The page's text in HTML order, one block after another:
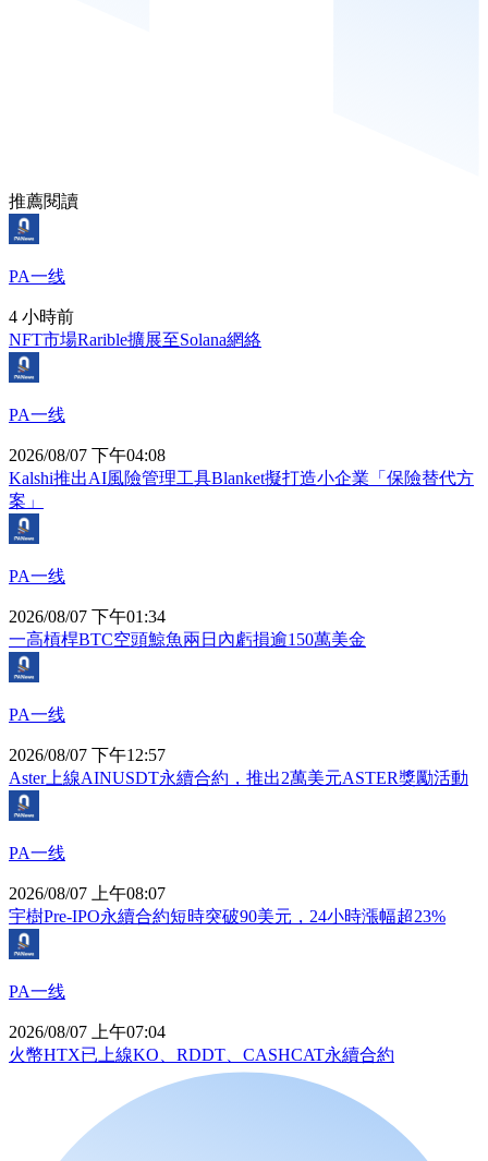
推薦閱讀
PA一线
4 小時前
NFT市場Rarible擴展至Solana網絡
PA一线
2026/08/07 下午04:08
Kalshi推出AI風險管理工具Blanket擬打造小企業「保險替代方
案」
PA一线
2026/08/07 下午01:34
一高槓桿BTC空頭鯨魚兩日內虧損逾150萬美金
PA一线
2026/08/07 下午12:57
Aster上線AINUSDT永續合約，推出2萬美元ASTER獎勵活動
PA一线
2026/08/07 上午08:07
宇樹Pre-IPO永續合約短時突破90美元，24小時漲幅超23%
PA一线
2026/08/07 上午07:04
火幣HTX已上線KO、RDDT、CASHCAT永續合約